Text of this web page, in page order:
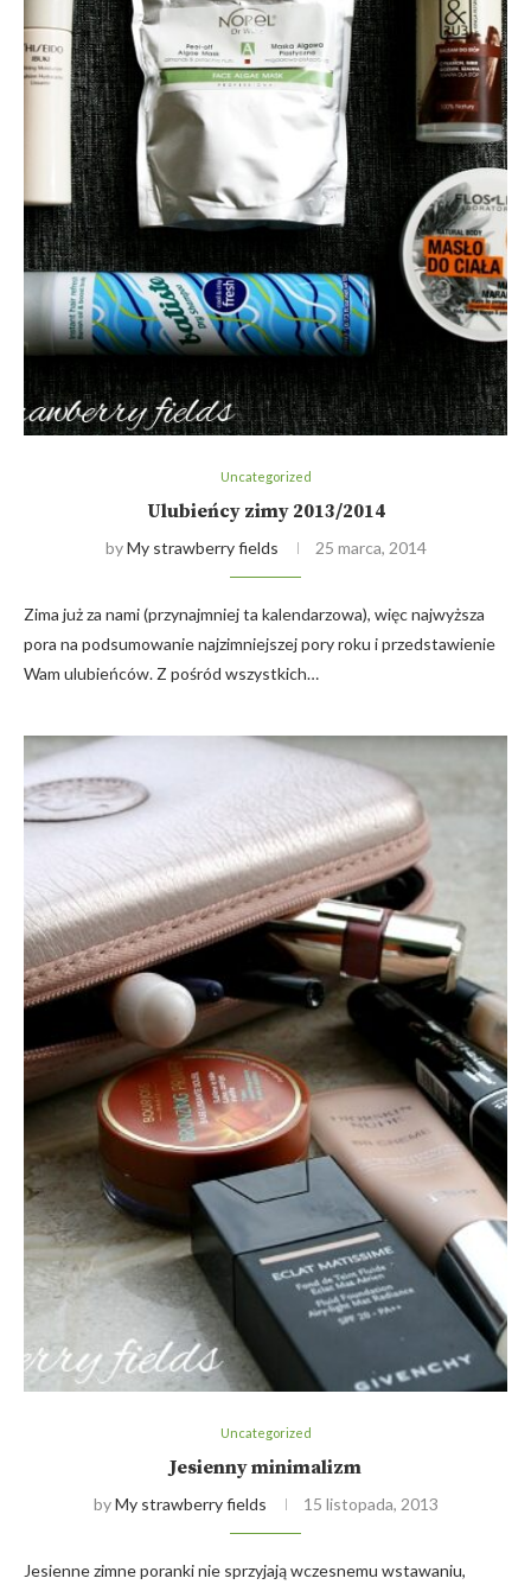
Uncategorized
Ulubieńcy zimy 2013/2014
byMy strawberry fields 25 marca, 2014
Zima już za nami (przynajmniej ta kalendarzowa), więc najwyższa
pora na podsumowanie najzimniejszej pory roku i przedstawienie
Wam ulubieńców. Z pośród wszystkich…
Uncategorized
Jesienny minimalizm
byMy strawberry fields 15 listopada, 2013
Jesienne zimne poranki nie sprzyjają wczesnemu wstawaniu,